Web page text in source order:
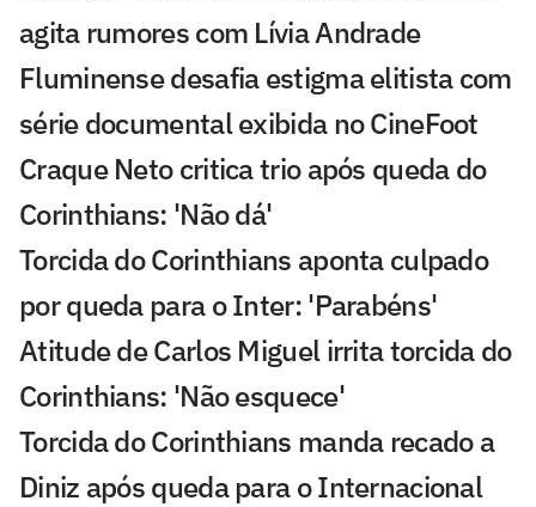
agita rumores com Lívia Andrade
Fluminense desafia estigma elitista com
série documental exibida no CineFoot
Craque Neto critica trio após queda do
Corinthians: 'Não dá'
Torcida do Corinthians aponta culpado
por queda para o Inter: 'Parabéns'
Atitude de Carlos Miguel irrita torcida do
Corinthians: 'Não esquece'
Torcida do Corinthians manda recado a
Diniz após queda para o Internacional